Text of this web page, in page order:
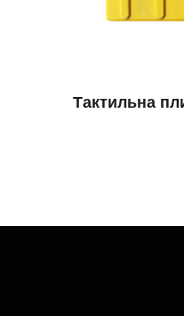
Тактильна